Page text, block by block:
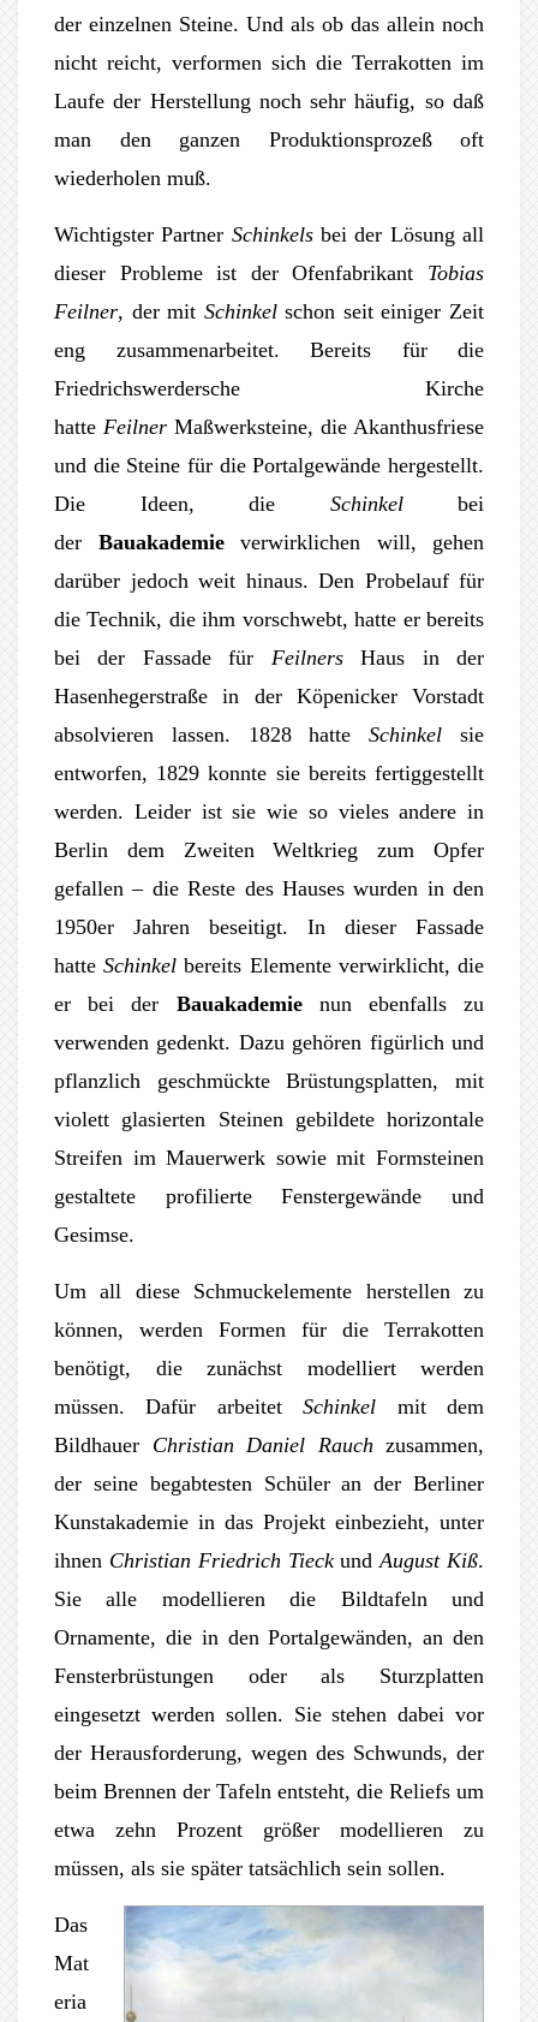
der einzelnen Steine. Und als ob das allein noch
nicht reicht, verformen sich die Terrakotten im
Laufe der Herstellung noch sehr häufig, so daß
man den ganzen Produktionsprozeß oft
wiederholen muß.
Wichtigster Partner Schinkelsbei der Lösung all
dieser Probleme ist der Ofenfabrikant Tobias
Feilner, der mit Schinkelschon seit einiger Zeit
eng zusammenarbeitet. Bereits für die
Friedrichswerdersche Kirche
hatte Feilner Maßwerksteine, die Akanthusfriese
und die Steine für die Portalgewände hergestellt.
Die Ideen, die Schinkelbei
der Bauakademieverwirklichen will, gehen
darüber jedoch weit hinaus. Den Probelauf für
die Technik, die ihm vorschwebt, hatte er bereits
bei der Fassade für FeilnersHaus in der
Hasenhegerstraße in der Köpenicker Vorstadt
absolvieren lassen. 1828 hatteSchinkelsie
entworfen, 1829 konnte sie bereits fertiggestellt
werden. Leider ist sie wie so vieles andere in
Berlin dem Zweiten Weltkrieg zum Opfer
gefallen – die Reste des Hauses wurden in den
1950er Jahren beseitigt. In dieser Fassade
hatteSchinkelbereits Elemente verwirklicht, die
er bei der Bauakademie nun ebenfalls zu
verwenden gedenkt. Dazu gehören figürlich und
pflanzlich geschmückte Brüstungsplatten, mit
violett glasierten Steinen gebildete horizontale
Streifen im Mauerwerk sowie mit Formsteinen
gestaltete profilierte Fenstergewände und
Gesimse.
Um all diese Schmuckelemente herstellen zu
können, werden Formen für die Terrakotten
benötigt, die zunächst modelliert werden
müssen. Dafür arbeitetSchinkel mit dem
Bildhauer Christian Daniel Rauch zusammen,
der seine begabtesten Schüler an der Berliner
Kunstakademie in das Projekt einbezieht, unter
ihnen Christian Friedrich TieckundAugust Kiß.
Sie alle modellieren die Bildtafeln und
Ornamente, die in den Portalgewänden, an den
Fensterbrüstungen oder als Sturzplatten
eingesetzt werden sollen. Sie stehen dabei vor
der Herausforderung, wegen des Schwunds, der
beim Brennen der Tafeln entsteht, die Reliefs um
etwa zehn Prozent größer modellieren zu
müssen, als sie später tatsächlich sein sollen.
Das
Mat
eria